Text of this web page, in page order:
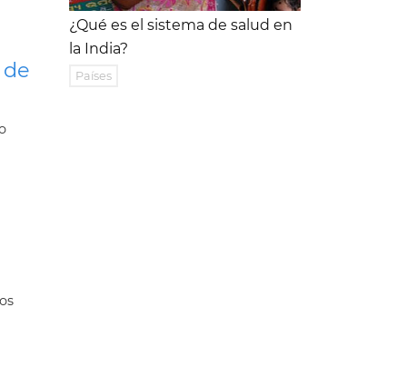
¿Qué es el sistema de salud en
la India?
Países